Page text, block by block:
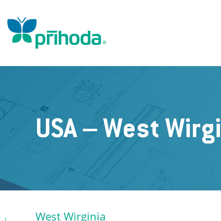
USA – West
West Wirginia